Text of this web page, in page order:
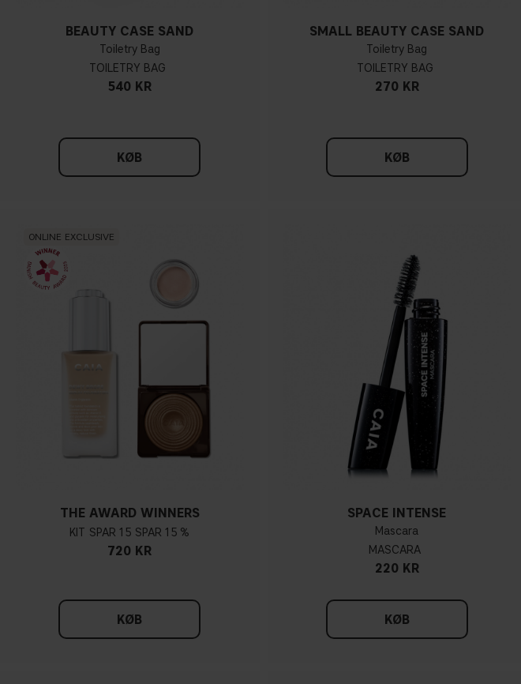
BEAUTY CASE SAND
Toiletry Bag
TOILETRY BAG
540 KR
KØB
SMALL BEAUTY CASE SAND
Toiletry Bag
TOILETRY BAG
270 KR
KØB
ONLINE EXCLUSIVE
THE AWARD WINNERS
KIT 15 15 %
720 KR
KØB
SPACE INTENSE
Mascara
MASCARA
220 KR
KØB